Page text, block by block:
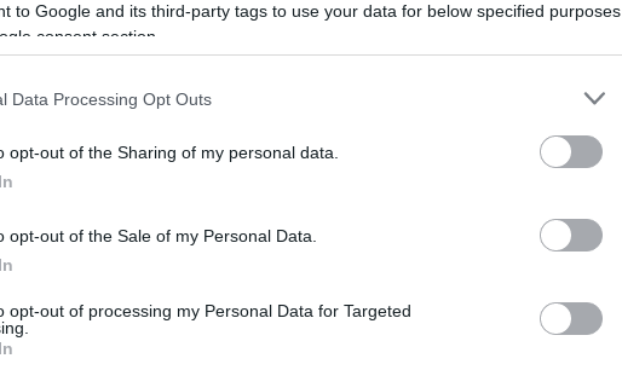
to Google and its third-party tags to use your data for below specified purposes
consent section.
Data Processing Opt Outs
opt-out of the Sharing of my personal data.
opt-out of the Sale of my Personal Data.
opt-out of processing my Personal Data for Targeted
nella sezione
di GalluraOggi.it
NECROLOGIE